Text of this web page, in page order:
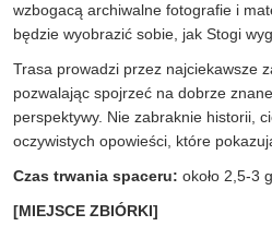
wzbogacą archiwalne fotografie i
będzie wyobrazić sobie, jak Stogi
Trasa prowadzi przez najciekawsze
pozwalając spojrzeć na dobrze
perspektywy. Nie zabraknie historii,
oczywistych opowieści, które
Czas trwania spaceru: około 2,5-3
[MIEJSCE ZBIÓRKI]